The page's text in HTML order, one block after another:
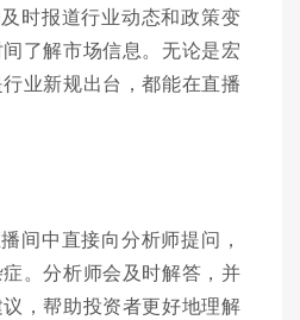
时报道行业动态和政策变
了解市场信息。无论是宏
业新规出台，都能在直播
间中直接向分析师提问，
。分析师会及时解答，并
，帮助投资者更好地理解